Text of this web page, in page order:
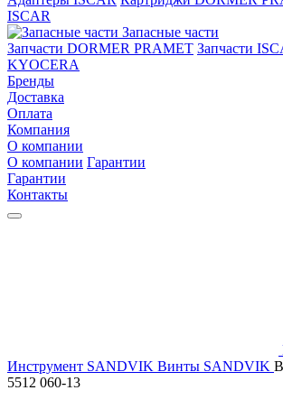
ISCAR
Запасные части
Запчасти DORMER PRAMET Запчасти
KYOCERA
Бренды
Доставка
Оплата
Компания
О компании
О компании Гарантии
Гарантии
Контакты
Инструмент SANDVIK Винты SANDVIK
5512 060-13